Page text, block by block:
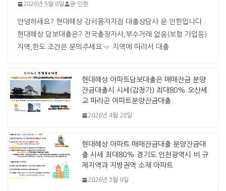
2026년 5월 8일 윤 인한
안녕하세요? 현대해상 강서융자지점 대출상담사 윤 인한입니다. ​ ​
현대해상 담보대출은? 전국출장자서,부수거래 없음(보험 가입등)
지역,한도 조건은 문의주세요 ☞ 지역에 따라서 대출
현대해상 아파트담보대출은 매매잔금 분양
잔금대출시 시세(감정가) 최대80% 오산세
교 파라곤 아파트분양잔금대출
2026년 4월 28일
현대해상 아파트 매매잔금대출 분양잔금대
출 시세 최대80% 경기도 인천광역시 비 규
제지역과 지방권역 소재 아파트
2026년 3월 9일